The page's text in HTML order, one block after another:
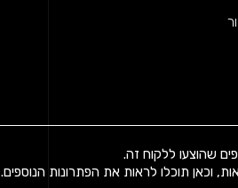
שהוצעו ללקוח זה.
וכאן תוכלו לראות את הפתרונות הנוספים.